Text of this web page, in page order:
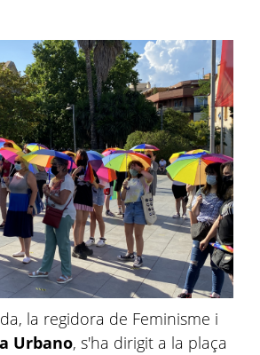
la regidora de Feminisme i
Urbano, s'ha dirigit a la plaça